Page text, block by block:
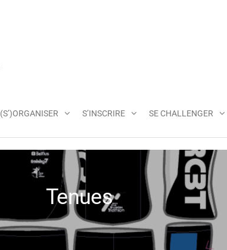
(S’)ORGANISER S’INSCRIRE SE CHALLENGER
Tenues